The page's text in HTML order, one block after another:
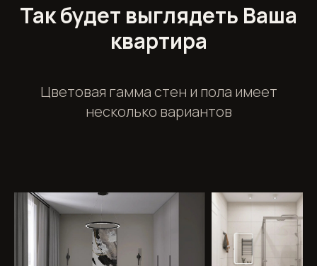
Так будет выглядеть Ваша
квартира
Цветовая гамма стен и пола имеет
несколько вариантов